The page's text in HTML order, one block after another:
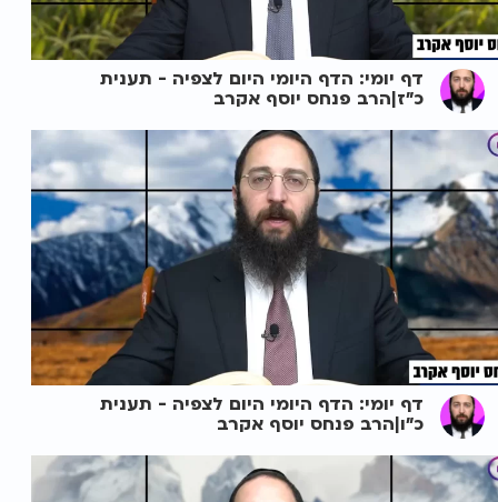
דף יומי: הדף היומי היום לצפיה - תענית
כ"ז|הרב פנחס יוסף אקרב
דף יומי: הדף היומי היום לצפיה - תענית
כ"ו|הרב פנחס יוסף אקרב